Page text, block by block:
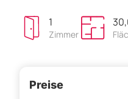
1
Zimmer
Preise